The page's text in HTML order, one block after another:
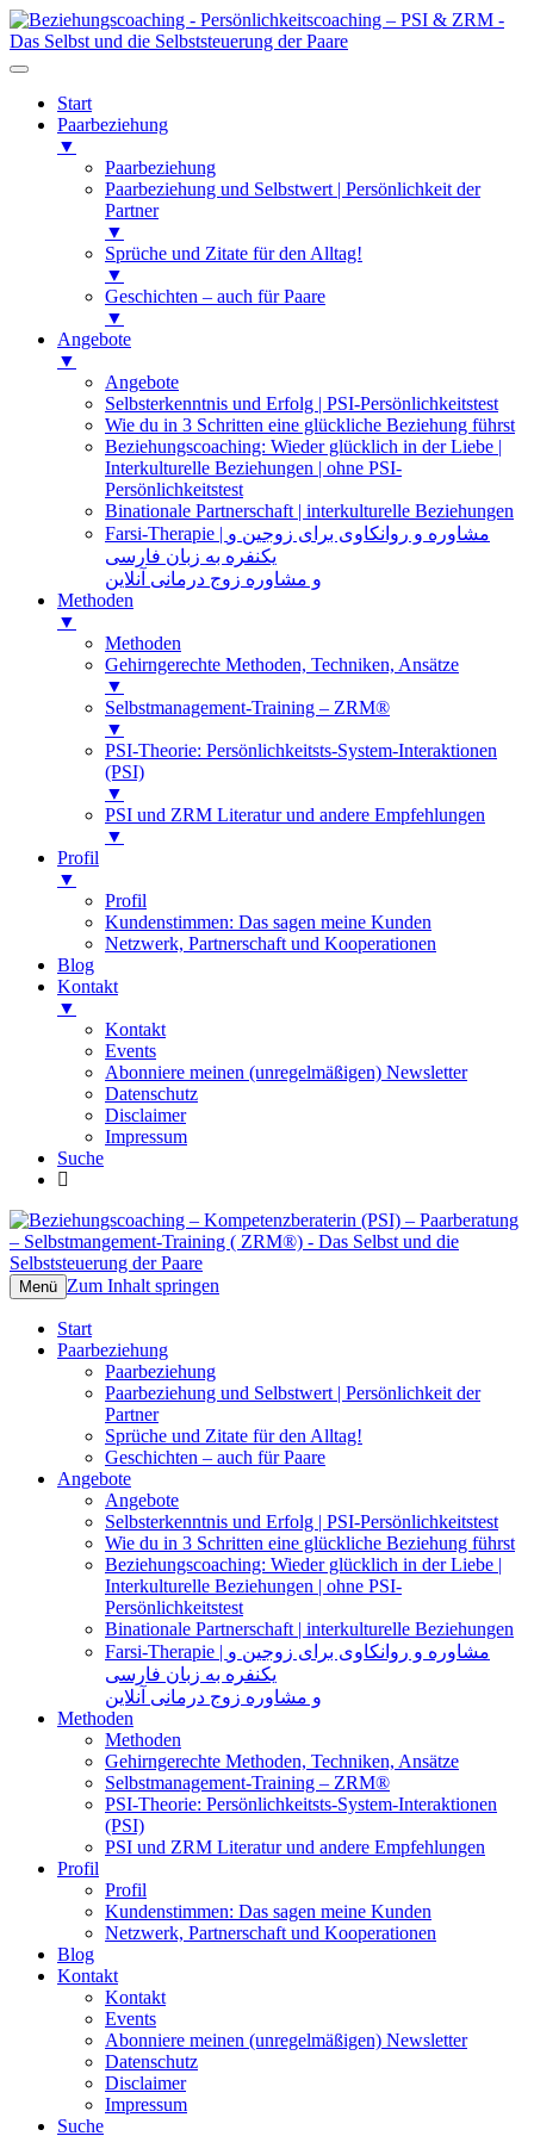
Start
Paarbeziehung
▼
Paarbeziehung
Paarbeziehung und Selbstwert | Persönlichkeit der
Partner
▼
Sprüche und Zitate für den Alltag!
▼
Geschichten – auch für Paare
▼
Angebote
▼
Angebote
Selbsterkenntnis und Erfolg | PSI-Persönlichkeitstest
Wie du in 3 Schritten eine glückliche Beziehung führst
Beziehungscoaching: Wieder glücklich in der Liebe |
Interkulturelle Beziehungen | ohne PSI-
Persönlichkeitstest
Binationale Partnerschaft | interkulturelle Beziehungen
Farsi-Therapie | مشاوره و روانکاوی برای زوجین و
یکنفره به زبان فارسی
و مشاوره زوج درمانی آنلاین
Methoden
▼
Methoden
Gehirngerechte Methoden, Techniken, Ansätze
▼
Selbstmanagement-Training – ZRM®
▼
PSI-Theorie: Persönlichkeitsts-System-Interaktionen
(PSI)
▼
PSI und ZRM Literatur und andere Empfehlungen
▼
Profil
▼
Profil
Kundenstimmen: Das sagen meine Kunden
Netzwerk, Partnerschaft und Kooperationen
Blog
Kontakt
▼
Kontakt
Events
Abonniere meinen (unregelmäßigen) Newsletter
Datenschutz
Disclaimer
Impressum
Suche
Beziehungscoaching –
Kompetenzberaterin (PSI) –
Training ( ZRM®)
Das Selbst und die Selbststeuerung der
Paare
Menü Zum Inhalt springen
Start
Paarbeziehung
Paarbeziehung
Paarbeziehung und Selbstwert | Persönlichkeit der
Partner
Sprüche und Zitate für den Alltag!
Geschichten – auch für Paare
Angebote
Angebote
Selbsterkenntnis und Erfolg | PSI-Persönlichkeitstest
Wie du in 3 Schritten eine glückliche Beziehung führst
Beziehungscoaching: Wieder glücklich in der Liebe |
Interkulturelle Beziehungen | ohne PSI-
Persönlichkeitstest
Binationale Partnerschaft | interkulturelle Beziehungen
Farsi-Therapie | مشاوره و روانکاوی برای زوجین و
یکنفره به زبان فارسی
و مشاوره زوج درمانی آنلاین
Methoden
Methoden
Gehirngerechte Methoden, Techniken, Ansätze
Selbstmanagement-Training – ZRM®
PSI-Theorie: Persönlichkeitsts-System-Interaktionen
(PSI)
PSI und ZRM Literatur und andere Empfehlungen
Profil
Profil
Kundenstimmen: Das sagen meine Kunden
Netzwerk, Partnerschaft und Kooperationen
Blog
Kontakt
Kontakt
Events
Abonniere meinen (unregelmäßigen) Newsletter
Datenschutz
Disclaimer
Impressum
Suche